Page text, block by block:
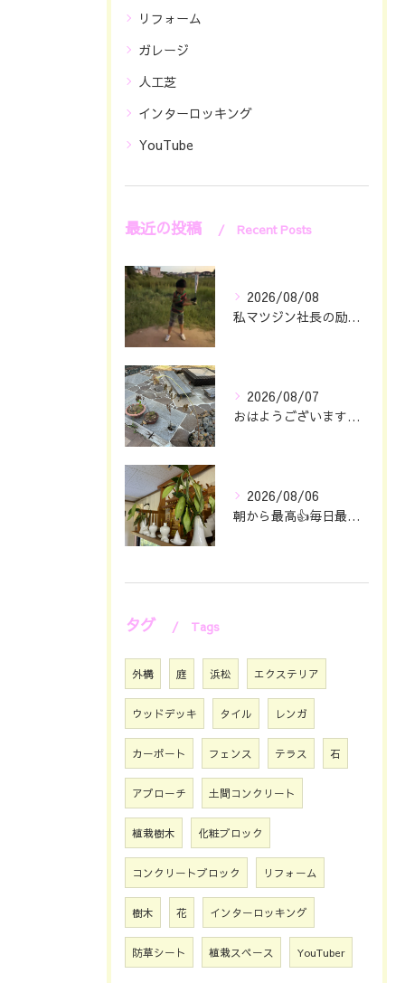
リフォーム
ガレージ
人工芝
インターロッキング
YouTube
最近の投稿 Recent Posts
2026/08/08
私マツジン社長の励み👍😊
2026/08/07
おはようございます🖐️😊
2026/08/06
朝から最高👍毎日最幸の😁マツジン社長でございます🤗
タグ Tags
外構 庭 浜松 エクステリア
ウッドデッキ タイル レンガ
カーポート フェンス テラス 石
アプローチ 土間コンクリート
植栽樹木 化粧ブロック
コンクリートブロック リフォーム
樹木 花 インターロッキング
防草シート 植栽スペース YouTuber